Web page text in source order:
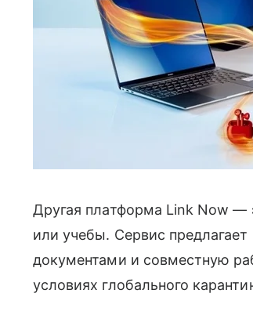
Другая платформа Link Now —
или учебы. Сервис
документами и совместную
условиях глобального